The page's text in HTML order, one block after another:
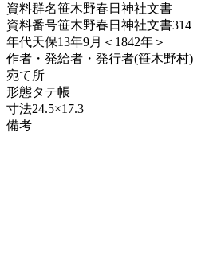
資料群名笹木野春日神社文書
資料番号笹木野春日神社文書314
年代天保13年9月＜1842年＞
作者・発給者・発行者(笹木野村)
宛て所
形態タテ帳
寸法24.5×17.3
備考